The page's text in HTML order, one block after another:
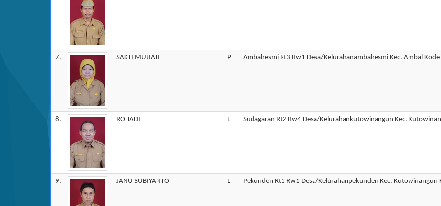
7. SAKTI MUJIATI P Ambalresmi Rt3 Rw1 Desa/Kelurahanambalresmi Kec. Ambal
8. ROHADI L Sudagaran Rt2 Rw4 Desa/Kelurahankutowinangun Kec.
9. JANU SUBIYANTO L Pekunden Rt1 Rw1 Desa/Kelurahanpekunden Kec. Kutowinangun